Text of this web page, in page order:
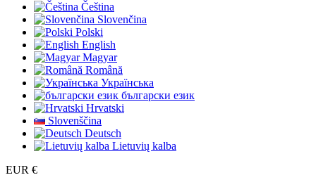
Čeština
Slovenčina
Polski
English
Magyar
Română
Українська
български език
Hrvatski
Slovenščina
Deutsch
Lietuvių kalba
EUR €